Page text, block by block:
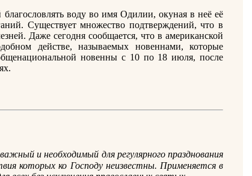
воду во имя Одилии, окуная в неё её
Существует множество подтверждений, что в
Даже сегодня сообщается, что в американской
действе, называемых новеннами, которые
новенны с 10 по 18 июля, после
и необходимый для регулярного празднования
которых ко Господу неизвестны. Применяется в